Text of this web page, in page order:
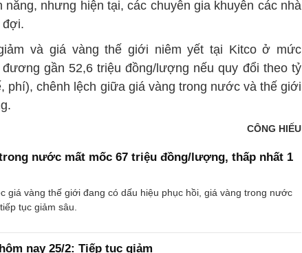
năng, nhưng hiện tại, các chuyên gia khuyên các nhà
đợi.
và giá vàng thế giới niêm yết tại Kitco ở mức
gần 52,6 triệu đồng/lượng nếu quy đổi theo tỷ
phí), chênh lệch giữa giá vàng trong nước và thế giới
CÔNG HIẾU
nước mất mốc 67 triệu đồng/lượng, thấp nhất 1
giá vàng thế giới đang có dấu hiệu phục hồi, giá vàng trong nước
tục giảm sâu.
nay 25/2: Tiếp tục giảm